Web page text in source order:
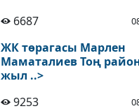
6687
ЖК төрагасы Марлен
Маматалиев Тоң
жыл ..>
9253